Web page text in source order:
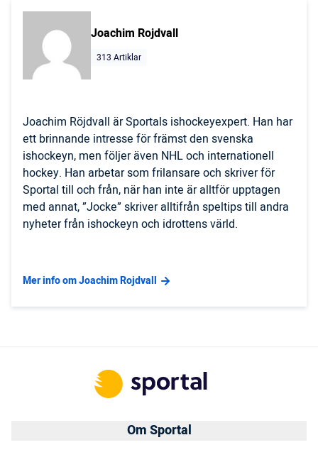
Joachim Rojdvall
313 Artiklar
Joachim Röjdvall är Sportals ishockeyexpert. Han har
ett brinnande intresse för främst den svenska
ishockeyn, men följer även NHL och internationell
hockey. Han arbetar som frilansare och skriver för
Sportal till och från, när han inte är alltför upptagen
med annat, ”Jocke” skriver alltifrån speltips till andra
nyheter från ishockeyn och idrottens värld.
Mer info om Joachim Rojdvall
Om Sportal